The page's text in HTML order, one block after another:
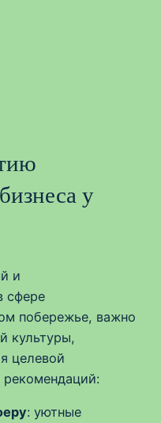
у
и
сфере
побережье, важно
культуры,
целевой
рекомендаций:
: уютные